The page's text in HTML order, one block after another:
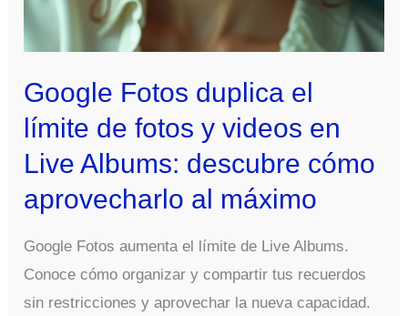
Google Fotos duplica el
límite de fotos y videos en
Live Albums: descubre cómo
aprovecharlo al máximo
Google Fotos aumenta el límite de Live Albums.
Conoce cómo organizar y compartir tus recuerdos
sin restricciones y aprovechar la nueva capacidad.